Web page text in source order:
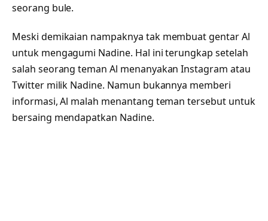
seorang bule.
Meski demikaian nampaknya tak membuat gentar Al
untuk mengagumi Nadine. Hal ini terungkap setelah
salah seorang teman Al menanyakan Instagram atau
Twitter milik Nadine. Namun bukannya memberi
informasi, Al malah menantang teman tersebut untuk
bersaing mendapatkan Nadine.